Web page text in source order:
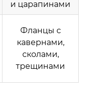
и царапинами
Фланцы с
кавернами,
сколами,
трещинами